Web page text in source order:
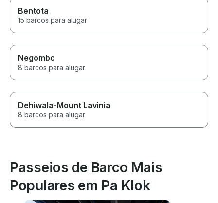
Bentota
15 barcos para alugar
Negombo
8 barcos para alugar
Dehiwala-Mount Lavinia
8 barcos para alugar
Passeios de Barco Mais
Populares em Pa Klok